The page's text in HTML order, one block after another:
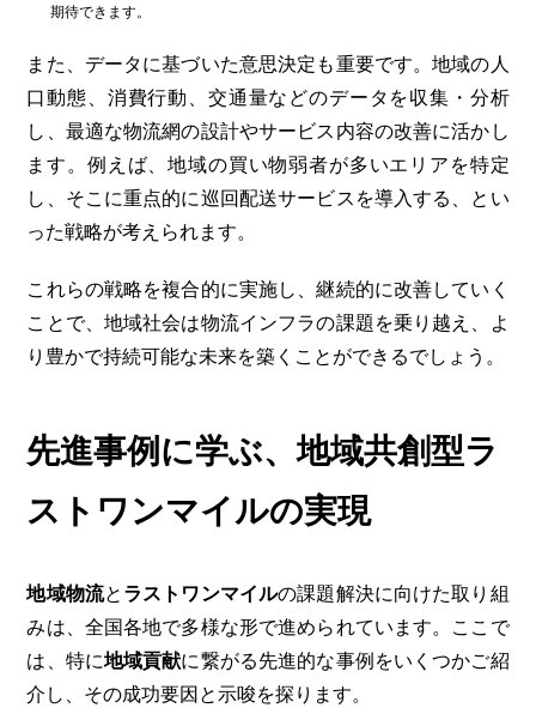
期待できます。
また、データに基づいた意思決定も重要です。地域の人
口動態、消費行動、交通量などのデータを収集・分析
し、最適な物流網の設計やサービス内容の改善に活かし
ます。例えば、地域の買い物弱者が多いエリアを特定
し、そこに重点的に巡回配送サービスを導入する、とい
った戦略が考えられます。
これらの戦略を複合的に実施し、継続的に改善していく
ことで、地域社会は物流インフラの課題を乗り越え、よ
り豊かで持続可能な未来を築くことができるでしょう。
先進事例に学ぶ、地域共創型ラ
ストワンマイルの実現
地域物流と ラストワンマイルの課題解決に向けた取り組
みは、全国各地で多様な形で進められています。ここで
は、特に地域貢献に繋がる先進的な事例をいくつかご紹
介し、その成功要因と示唆を探ります。